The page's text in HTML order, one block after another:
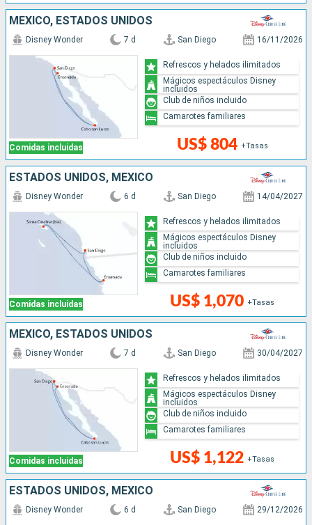
MÉXICO, ESTADOS UNIDOS
Comidas incluidas
Disney Wonder 7 d San Diego 16/11/2026
US$ 804 +Tasas
Refrescos y helados ilimitados
Mágicos espectáculos Disney
incluidos
Club de niños incluido
Camarotes familiares
ESTADOS UNIDOS, MÉXICO
Comidas incluidas
Disney Wonder 6 d San Diego 14/04/2027
US$ 1,070 +Tasas
Refrescos y helados ilimitados
Mágicos espectáculos Disney
incluidos
Club de niños incluido
Camarotes familiares
MÉXICO, ESTADOS UNIDOS
Comidas incluidas
Disney Wonder 7 d San Diego 30/04/2027
US$ 1,122 +Tasas
Refrescos y helados ilimitados
Mágicos espectáculos Disney
incluidos
Club de niños incluido
Camarotes familiares
ESTADOS UNIDOS, MÉXICO
Disney Wonder 6 d San Diego 29/12/2026